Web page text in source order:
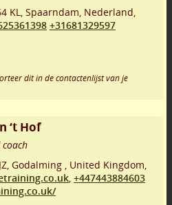
KL, Spaarndam, Nederland,
+31681329597
dit in de contactenlijst van je
‘t Hof
, Godalming , United Kingdom,
, +447443884603